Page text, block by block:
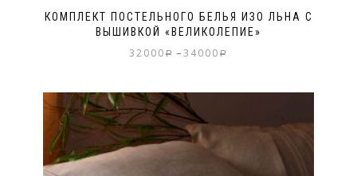
КОМПЛЕКТ ПОСТЕЛЬНОГО БЕЛЬЯ ИЗО ЛЬНА С
ВЫШИВКОЙ «ВЕЛИКОЛЕПИЕ»
32000 Р –34000 Р